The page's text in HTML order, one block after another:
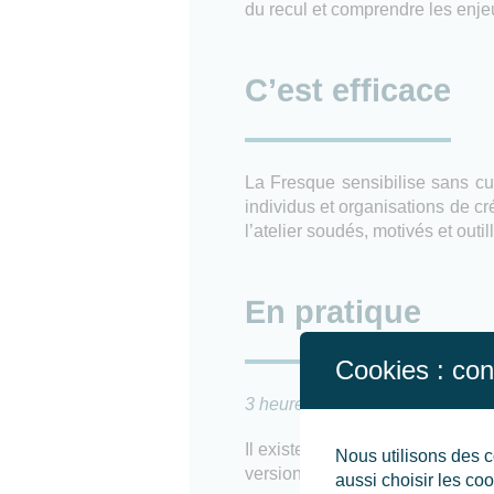
du recul et comprendre les
C’est efficace
La Fresque sensibilise sans
individus et organisations de
l’atelier soudés, motivés et
En pratique
3 heures, un animateur pour 5 à
Il existe plusieurs versions
version simplifiée.
Cookies :
Nous utilisons des
aussi choisir les